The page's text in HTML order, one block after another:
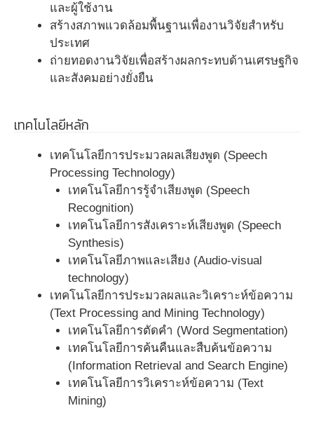
และผู้ใช้งาน
สร้างสภาพแวดล้อมพื้นฐานเพื่องานวิจัยสำหรับ
ประเทศ
ถ่ายทอดงานวิจัยเพื่อสร้างผลกระทบด้านเศรษฐกิจ
และสังคมอย่างยั่งยืน
เทคโนโลยีหลัก
เทคโนโลยีการประมวลผลเสียงพูด (Speech
Processing Technology)
เทคโนโลยีการรู้จำเสียงพูด (Speech
Recognition)
เทคโนโลยีการสังเคราะห์เสียงพูด (Speech
Synthesis)
เทคโนโลยีภาพและเสียง (Audio-visual
technology)
เทคโนโลยีการประมวลผลและวิเคราะห์ข้อความ
(Text Processing and Mining Technology)
เทคโนโลยีการตัดคำ (Word Segmentation)
เทคโนโลยีการค้นคืนและสืบค้นข้อความ
(Information Retrieval and Search Engine)
เทคโนโลยีการวิเคราะห์ข้อความ (Text
Mining)